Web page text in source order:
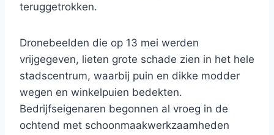
teruggetrokken.
Dronebeelden die op 13 mei werden
vrijgegeven, lieten grote schade zien in het hele
stadscentrum, waarbij puin en dikke modder
wegen en winkelpuien bedekten.
Bedrijfseigenaren begonnen al vroeg in de
ochtend met schoonmaakwerkzaamheden